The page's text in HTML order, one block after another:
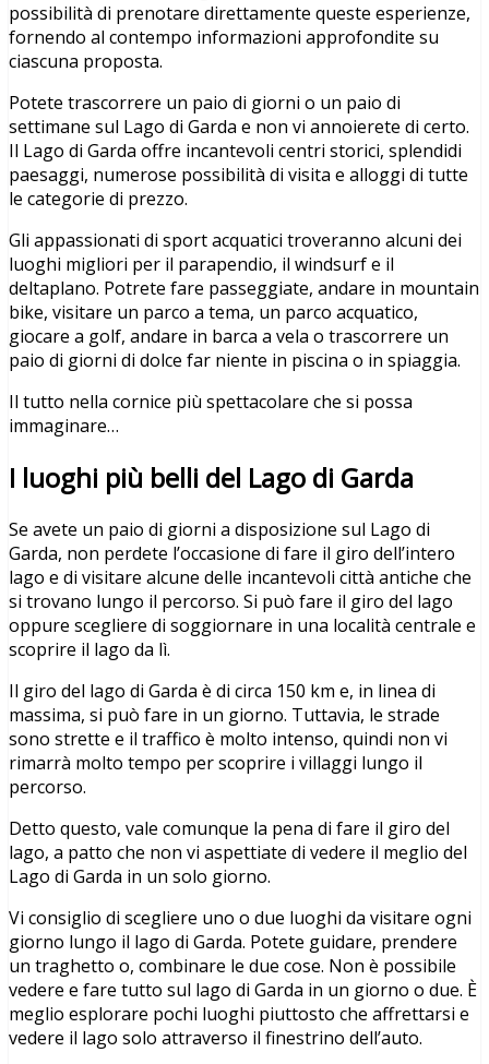
possibilità di prenotare direttamente queste esperienze,
fornendo al contempo informazioni approfondite su
ciascuna proposta.
Potete trascorrere un paio di giorni o un paio di
settimane sul Lago di Garda e non vi annoierete di certo.
Il Lago di Garda offre incantevoli centri storici, splendidi
paesaggi, numerose possibilità di visita e alloggi di tutte
le categorie di prezzo.
Gli appassionati di sport acquatici troveranno alcuni dei
luoghi migliori per il parapendio, il windsurf e il
deltaplano. Potrete fare passeggiate, andare in mountain
bike, visitare un parco a tema, un parco acquatico,
giocare a golf, andare in barca a vela o trascorrere un
paio di giorni di dolce far niente in piscina o in spiaggia.
Il tutto nella cornice più spettacolare che si possa
immaginare…
I luoghi più belli del Lago di Garda
Se avete un paio di giorni a disposizione sul Lago di
Garda, non perdete l’occasione di fare il giro dell’intero
lago e di visitare alcune delle incantevoli città antiche che
si trovano lungo il percorso. Si può fare il giro del lago
oppure scegliere di soggiornare in una località centrale e
scoprire il lago da lì.
Il giro del lago di Garda è di circa 150 km e, in linea di
massima, si può fare in un giorno. Tuttavia, le strade
sono strette e il traffico è molto intenso, quindi non vi
rimarrà molto tempo per scoprire i villaggi lungo il
percorso.
Detto questo, vale comunque la pena di fare il giro del
lago, a patto che non vi aspettiate di vedere il meglio del
Lago di Garda in un solo giorno.
Vi consiglio di scegliere uno o due luoghi da visitare ogni
giorno lungo il lago di Garda. Potete guidare, prendere
un traghetto o, combinare le due cose. Non è possibile
vedere e fare tutto sul lago di Garda in un giorno o due. È
meglio esplorare pochi luoghi piuttosto che affrettarsi e
vedere il lago solo attraverso il finestrino dell’auto.